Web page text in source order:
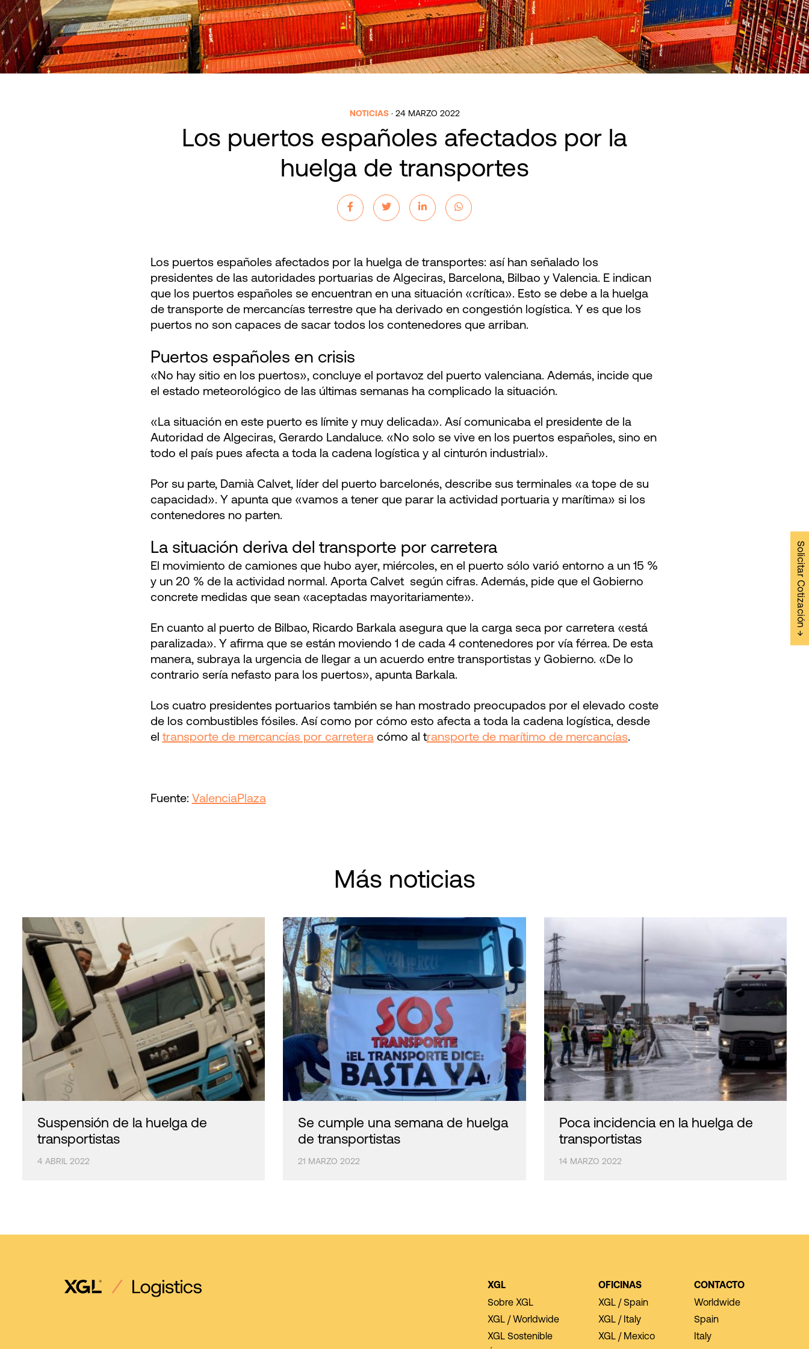
NOTICIAS · 24 MARZO 2022
Los puertos españoles afectados por la
huelga de transportes
Los puertos españoles afectados por la huelga de transportes: así han señalado los
presidentes de las autoridades portuarias de Algeciras, Barcelona, Bilbao y Valencia. E indican
que los puertos españoles se encuentran en una situación «crítica». Esto se debe a la huelga
de transporte de mercancías terrestre que ha derivado en congestión logística. Y es que los
puertos no son capaces de sacar todos los contenedores que arriban.
Puertos españoles en crisis
«No hay sitio en los puertos», concluye el portavoz del puerto valenciana. Además, incide que
el estado meteorológico de las últimas semanas ha complicado la situación.
«La situación en este puerto es límite y muy delicada». Así comunicaba el presidente de la
Autoridad de Algeciras, Gerardo Landaluce. «No solo se vive en los puertos españoles, sino en
todo el país pues afecta a toda la cadena logística y al cinturón industrial».
Por su parte, Damià Calvet, líder del puerto barcelonés, describe sus terminales «a tope de su
capacidad». Y apunta que «vamos a tener que parar la actividad portuaria y marítima» si los
contenedores no parten.
La situación deriva del transporte por carretera
El movimiento de camiones que hubo ayer, miércoles, en el puerto sólo varió entorno a un 15 %
y un 20 % de la actividad normal. Aporta Calvet según cifras. Además, pide que el Gobierno
concrete medidas que sean «aceptadas mayoritariamente».
En cuanto al puerto de Bilbao, Ricardo Barkala asegura que la carga seca por carretera «está
paralizada». Y afirma que se están moviendo 1 de cada 4 contenedores por vía férrea. De esta
manera, subraya la urgencia de llegar a un acuerdo entre transportistas y Gobierno. «De lo
contrario sería nefasto para los puertos», apunta Barkala.
Los cuatro presidentes portuarios también se han mostrado preocupados por el elevado coste
de los combustibles fósiles. Así como por cómo esto afecta a toda la cadena logística, desde
el transporte de mercancías por carreteracómo al transporte de marítimo de mercancías.
Fuente: ValenciaPlaza
Más noticias
Suspensión de la huelga de
transportistas
4 ABRIL 2022
Se cumple una semana de huelga
de transportistas
21 MARZO 2022
Poca incidencia en la huelga de
transportistas
14 MARZO 2022
XGL
Sobre XGL
XGL / Worldwide
XGL Sostenible
OFICINAS
XGL / Spain
XGL / Italy
XGL / Mexico
CONTACTO
Worldwide
Spain
Italy
Solicitar Cotización →